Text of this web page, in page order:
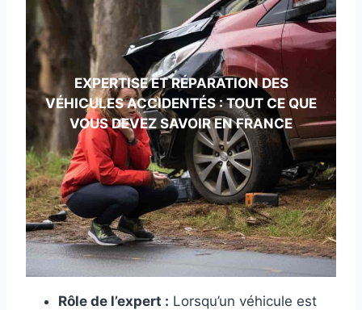
EXPERTISE ET RÉPARATION DES
VÉHICULES ACCIDENTÉS : TOUT CE QUE
VOUS DEVEZ SAVOIR EN FRANCE
Rôle de l’expert : Lorsqu’un véhicule est